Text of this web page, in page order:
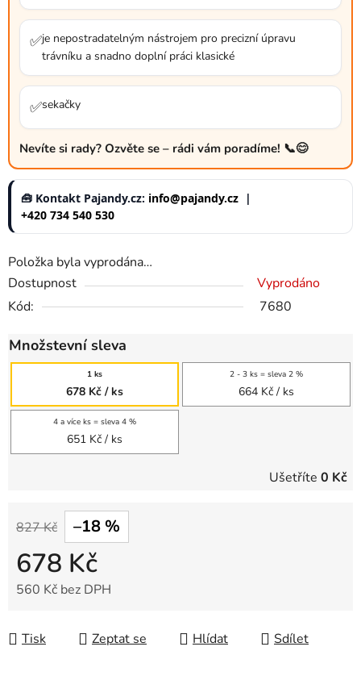
✅je nepostradatelným nástrojem pro precizní úpravu
trávníku a snadno doplní práci klasické
✅sekačky
Nevíte si rady? Ozvěte se – rádi vám poradíme! 📞😊
🧰 Kontakt Pajandy.cz: info@pajandy.cz |
+420 734 540 530
Položka byla vyprodána…
Dostupnost
Vyprodáno
Kód:
7680
Množstevní sleva
1 ks
678 Kč / ks
2 - 3 ks = sleva 2 %
664 Kč / ks
4 a více ks = sleva 4 %
651 Kč / ks
Ušetříte 0 Kč
827 Kč –18 %
678 Kč
560 Kč bez DPH
Tisk
Zeptat se Hlídat Sdílet